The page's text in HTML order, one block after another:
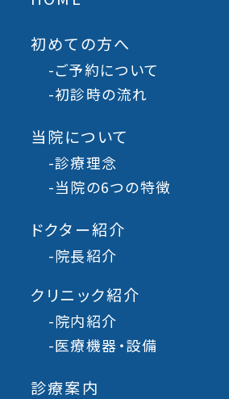
初めての方へ
-ご予約について
-初診時の流れ
当院について
-診療理念
-当院の6つの特徴
ドクター紹介
-院長紹介
クリニック紹介
-院内紹介
-医療機器・設備
診療案内